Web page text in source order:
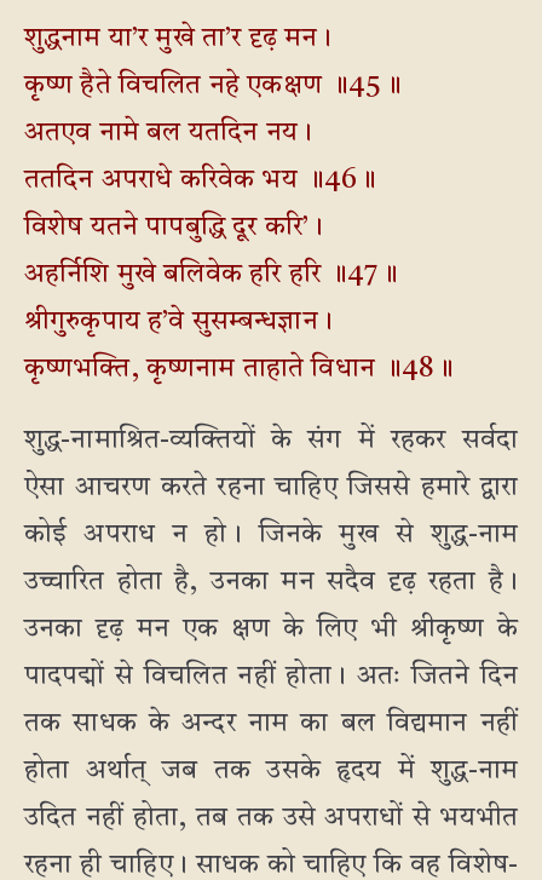
शुद्धनाम या’र मुखे ता’र दृढ़ मन।
कृष्ण हैते विचलित नहे एकक्षण ॥45॥
अतएव नामे बल यतदिन नय।
ततदिन अपराधे करिवेक भय ॥46॥
विशेष यतने पापबुद्धि दूर करि’।
अहर्निशि मुखे बलिवेक हरि हरि ॥47॥
श्रीगुरुकृपाय ह’वे सुसम्बन्धज्ञान।
कृष्णभक्ति, कृष्णनाम ताहाते विधान ॥48॥
शुद्ध-नामाश्रित-व्यक्तियों के संग में रहकर सर्वदा
ऐसा आचरण करते रहना चाहिए जिससे हमारे द्वारा
कोई अपराध न हो। जिनके मुख से शुद्ध-नाम
उच्चारित होता है, उनका मन सदैव दृढ़ रहता है।
उनका दृढ़ मन एक क्षण के लिए भी श्रीकृष्ण के
पादपद्मों से विचलित नहीं होता। अतः जितने दिन
तक साधक के अन्दर नाम का बल विद्यमान नहीं
होता अर्थात् जब तक उसके हृदय में शुद्ध-नाम
उदित नहीं होता, तब तक उसे अपराधों से भयभीत
रहना ही चाहिए। साधक को चाहिए कि वह विशेष-